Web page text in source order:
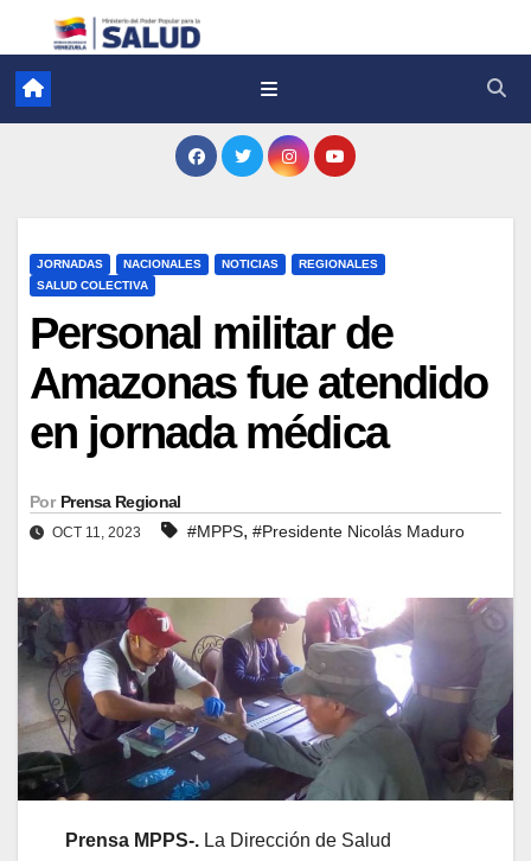
JORNADAS NACIONALES NOTICIAS
REGIONALES
SALUD COLECTIVA
Personal militar de
Amazonas fue atendido
en jornada médica
Por Prensa Regional
OCT 11, 2023 #MPPS, #Presidente Nicolás Maduro
Prensa MPPS-. La Dirección de Salud